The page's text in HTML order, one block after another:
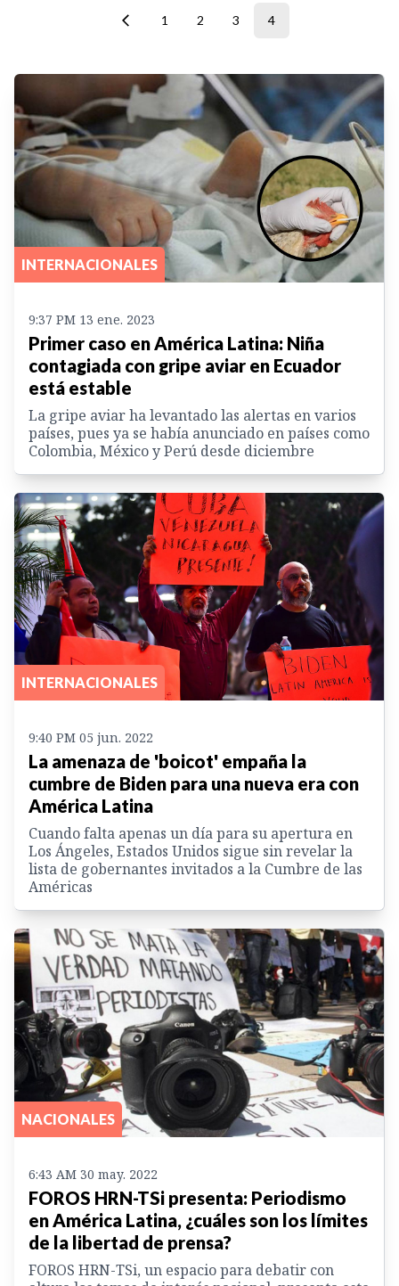
1 2 3 4
INTERNACIONALES
9:37 PM 13 ene. 2023
Primer caso en América Latina: Niña
contagiada con gripe aviar en Ecuador
está estable
La gripe aviar ha levantado las alertas en varios
países, pues ya se había anunciado en países como
Colombia, México y Perú desde diciembre
INTERNACIONALES
9:40 PM 05 jun. 2022
La amenaza de 'boicot' empaña la
cumbre de Biden para una nueva era con
América Latina
Cuando falta apenas un día para su apertura en
Los Ángeles, Estados Unidos sigue sin revelar la
lista de gobernantes invitados a la Cumbre de las
Américas
NACIONALES
6:43 AM 30 may. 2022
FOROS HRN-TSi presenta: Periodismo
en América Latina, ¿cuáles son los límites
de la libertad de prensa?
FOROS HRN-TSi, un espacio para debatir con